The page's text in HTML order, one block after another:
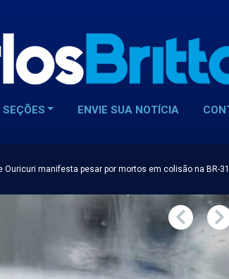
SEÇÕES ENVIE SUA NOTÍCIA
Ouricuri manifesta pesar por mortos em colisão na BR-